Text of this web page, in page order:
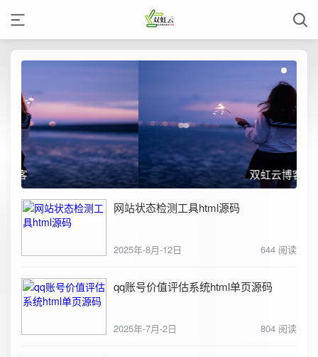
双虹云博客
网站状态检测工具html源码
2025年-8月-12日 644 阅读
qq账号价值评估系统html单页源码
2025年-7月-2日 804 阅读